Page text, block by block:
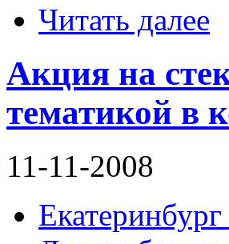
Читать далее
Акция на
тематикой
11-11-2008